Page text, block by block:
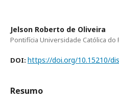
Jelson Roberto de Oliveira
Pontifícia Universidade Católica do
DOI: https://doi.org/10.15210/
Resumo